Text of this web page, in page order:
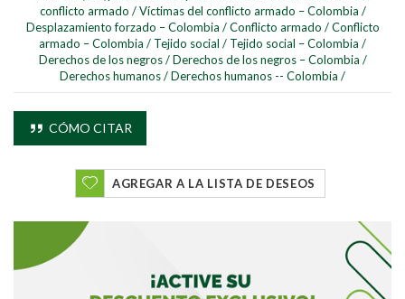
conflicto armado / Víctimas del conflicto armado – Colombia /
Desplazamiento forzado – Colombia / Conflicto armado / Conflicto
armado – Colombia / Tejido social / Tejido social – Colombia /
Derechos de los negros / Derechos de los negros – Colombia /
Derechos humanos/Derechos humanos -- Colombia /
CÓMO CITAR
AGREGAR A LA LISTA DE DESEOS